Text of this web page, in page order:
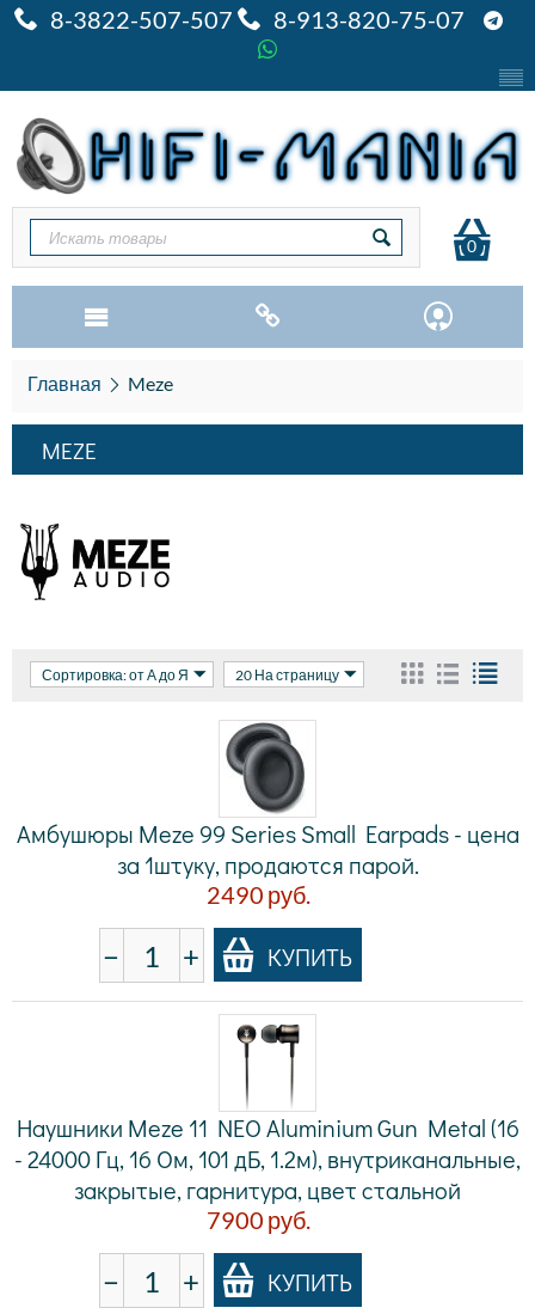
8-3822-507-507 8-913-820-75-07
0
Главная Meze
MEZE
Сортировка: от А до Я 20 На страницу
Амбушюры Meze 99 Series Small Earpads - цена
за 1штуку, продаются парой.
2490 руб.
− + КУПИТЬ
Наушники Meze 11 NEO Aluminium Gun Metal (16
- 24000 Гц, 16 Ом, 101 дБ, 1.2м), внутриканальные,
закрытые, гарнитура, цвет стальной
7900 руб.
− + КУПИТЬ